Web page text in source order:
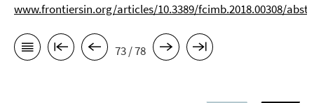
www.frontiersin.org/articles/10.3389/fcimb.2018.00308/
73 / 78